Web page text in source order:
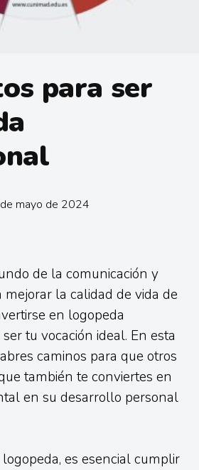
para ser
mayo de 2024
de la comunicación y
mejorar la calidad de vida de
en logopeda
tu vocación ideal. En esta
caminos para que otros
también te conviertes en
en su desarrollo personal
es esencial cumplir